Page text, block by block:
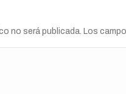
no será publicada. Los